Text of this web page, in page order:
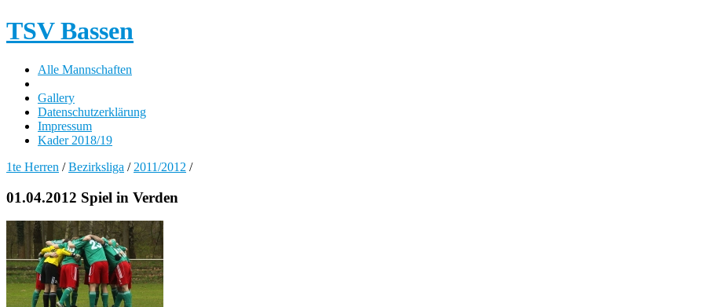
TSV Bassen
Alle Mannschaften
Gallery
Datenschutzerklärung
Impressum
Kader 2018/19
1te Herren /Bezirksliga / 2011/2012 /
01.04.2012 Spiel in Verden